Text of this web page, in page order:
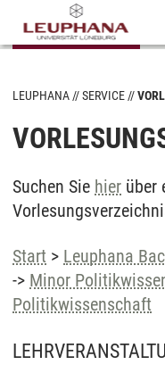
LEUPHANA SERVICE
Suchen Sie hier über
Start > Leuphana
-> Minor
Politikwissenschaft